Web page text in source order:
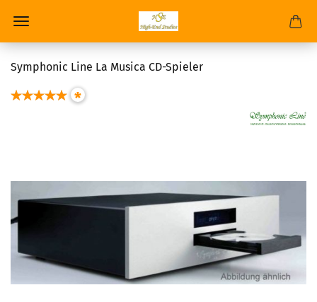
Symphonic Line La Musica CD-Spieler
*